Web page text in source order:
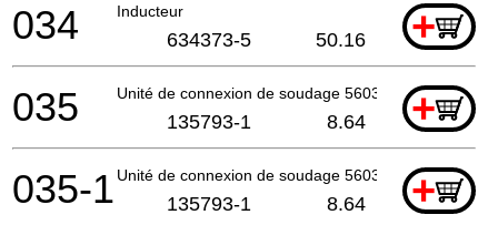
Inducteur +
034 634373-5 50.16
Unité de connexion de soudage 5603R A +
035 135793-1 8.64
Unité de connexion de soudage 5603R A +
035-1 135793-1 8.64